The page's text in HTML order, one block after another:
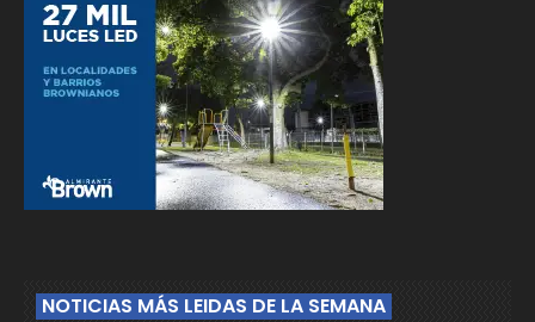
NOTICIAS MÁS LEIDAS DE LA SEMANA